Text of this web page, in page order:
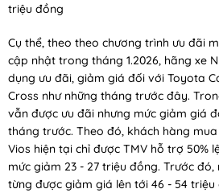
triệu đồng
Cụ thể, theo theo chương trình ưu đãi
cập nhật trong tháng 1.2026, hãng xe
dụng ưu đãi, giảm giá đối với Toyota
Cross như những tháng trước đây.
vẫn được ưu đãi nhưng mức giảm giá
tháng trước. Theo đó, khách hàng
Vios hiện tại chỉ được TMV hỗ trợ 50%
mức giảm 23 - 27 triệu đồng. Trước
từng được giảm giá lên tới 46 - 54 triệu